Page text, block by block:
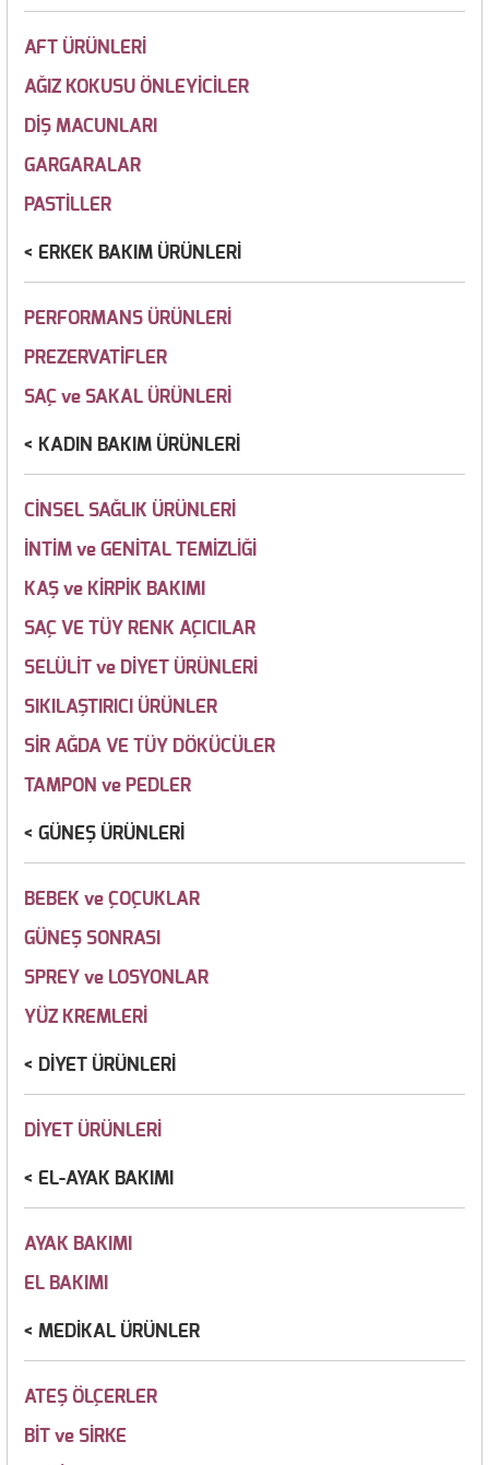
AFT ÜRÜNLERİ
AĞIZ KOKUSU ÖNLEYİCİLER
DİŞ MACUNLARI
GARGARALAR
PASTİLLER
ERKEK BAKIM ÜRÜNLERİ
PERFORMANS ÜRÜNLERİ
PREZERVATİFLER
SAÇ ve SAKAL ÜRÜNLERİ
KADIN BAKIM ÜRÜNLERİ
CİNSEL SAĞLIK ÜRÜNLERİ
İNTİM ve GENİTAL TEMİZLİĞİ
KAŞ ve KİRPİK BAKIMI
SAÇ VE TÜY RENK AÇICILAR
SELÜLİT ve DİYET ÜRÜNLERİ
SIKILAŞTIRICI ÜRÜNLER
SİR AĞDA VE TÜY DÖKÜCÜLER
TAMPON ve PEDLER
GÜNEŞ ÜRÜNLERİ
BEBEK ve ÇOÇUKLAR
GÜNEŞ SONRASI
SPREY ve LOSYONLAR
YÜZ KREMLERİ
DİYET ÜRÜNLERİ
DİYET ÜRÜNLERİ
EL-AYAK BAKIMI
AYAK BAKIMI
EL BAKIMI
MEDİKAL ÜRÜNLER
ATEŞ ÖLÇERLER
BİT ve SİRKE